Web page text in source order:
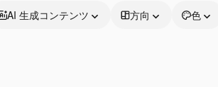
AI 生成コンテンツ 方向 色